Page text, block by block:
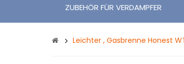
ZUBEHÖR FÜR VERDAMPFER
Leichter , Gasbrenne Honest